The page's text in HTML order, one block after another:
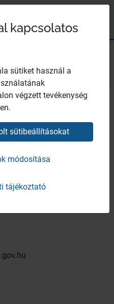
Központ
kapcsolatos
sütiket használ a
végzett tevékenység
sütibeállításokat
módosítása
tájékoztató